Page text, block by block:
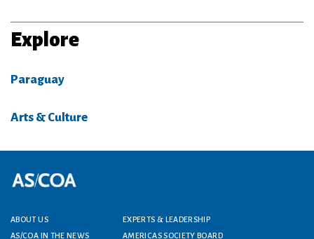
Explore
Paraguay
Arts & Culture
Footer menu
ABOUT US
EXPERTS & LEADERSHIP
AS/COA IN THE NEWS
AMERICAS SOCIETY BOARD